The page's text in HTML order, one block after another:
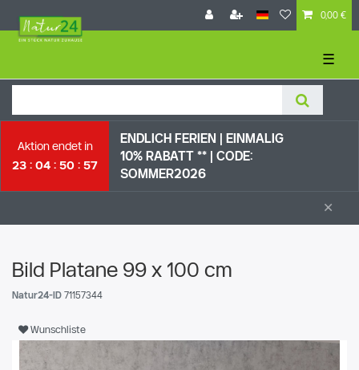
0,00 €
☰
Aktion endet in
23
04 50 57
ENDLICH FERIEN | EI NMALIG
10% RABATT ** | CODE:
SOMMER2026
×
Bild Platane 99 x 100 cm
Natur24-ID 71157344
Wunschliste